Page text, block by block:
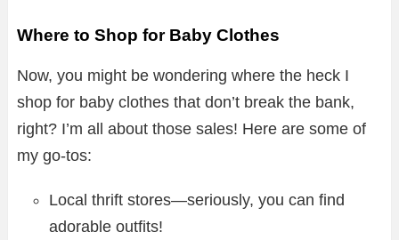
Where to Shop for Baby Clothes
Now, you might be wondering where the heck I
shop for baby clothes that don’t break the bank,
right? I’m all about those sales! Here are some of
my go-tos:
Local thrift stores—seriously, you can find
adorable outfits!